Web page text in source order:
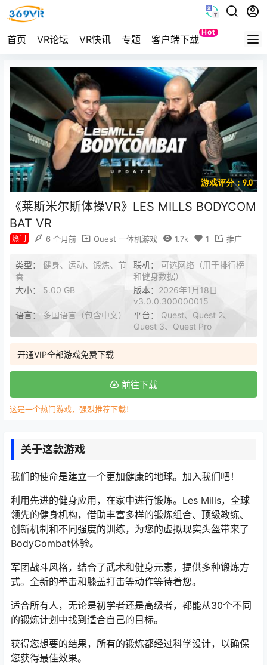
首页 VR论坛 VR快讯 专题 客户端下载
Hot
Quest
游戏评分：9.0
《莱斯米尔斯体操VR》LES MILLS BODYCOM
BAT VR
热门 6 个月前 Quest 一体机游戏 1.7k 1 推广
类型： 健身、运动、锻炼、节
奏
联机： 可选网络（用于排行榜
和健身数据）
大小： 5.00 GB 版本： 2026年1月18日
v3.0.0.300000015
语言： 多国语言（包含中文） 平台： Quest、Quest 2、
Quest 3、Quest Pro
开通VIP全部游戏免费下载
前往下载
这是一个热门游戏，强烈推荐下载！
关于这款游戏
我们的使命是建立一个更加健康的地球。加入我们吧！
利用先进的健身应用，在家中进行锻炼。Les Mills，全球
领先的健身机构，借助丰富多样的锻炼组合、顶级教练、
创新机制和不同强度的训练，为您的虚拟现实头盔带来了
BodyCombat体验。
军团战斗风格，结合了武术和健身元素，提供多种锻炼方
式。全新的拳击和膝盖打击等动作等待着您。
适合所有人，无论是初学者还是高级者，都能从30个不同
的锻炼计划中找到适合自己的目标。
获得您想要的结果，所有的锻炼都经过科学设计，以确保
您获得最佳效果。